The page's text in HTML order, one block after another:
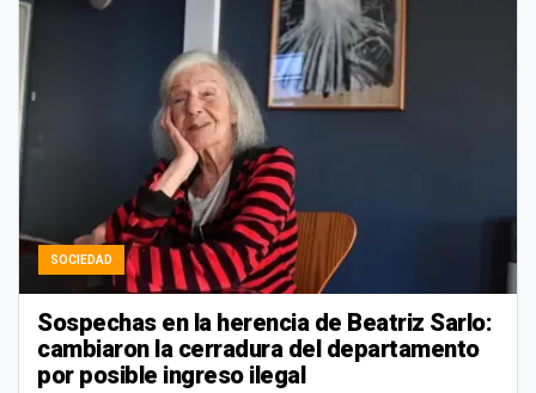
SOCIEDAD
Sospechas en la herencia de Beatriz Sarlo:
cambiaron la cerradura del departamento
por posible ingreso ilegal